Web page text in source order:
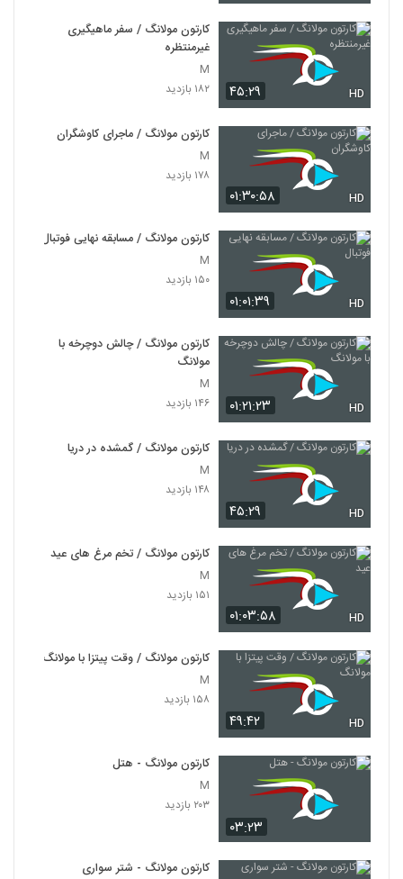
۴۵:۲۹ HD
کارتون مولانگ / سفر ماهیگیری
غیرمنتظره
M
۱۸۲ بازدید
۰۱:۳۰:۵۸ HD
کارتون مولانگ / ماجرای کاوشگران
M
۱۷۸ بازدید
۰۱:۰۱:۳۹ HD
کارتون مولانگ / مسابقه نهایی فوتبال
M
۱۵۰ بازدید
۰۱:۲۱:۲۳ HD
کارتون مولانگ / چالش دوچرخه با
مولانگ
M
۱۴۶ بازدید
۴۵:۲۹ HD
کارتون مولانگ / گمشده در دریا
M
۱۴۸ بازدید
۰۱:۰۳:۵۸ HD
کارتون مولانگ / تخم‌ مرغ‌ های عید
M
۱۵۱ بازدید
۴۹:۴۲ HD
کارتون مولانگ / وقت پیتزا با مولانگ
M
۱۵۸ بازدید
۰۳:۲۳
کارتون مولانگ - هتل
M
۲۰۳ بازدید
کارتون مولانگ - شتر سواری